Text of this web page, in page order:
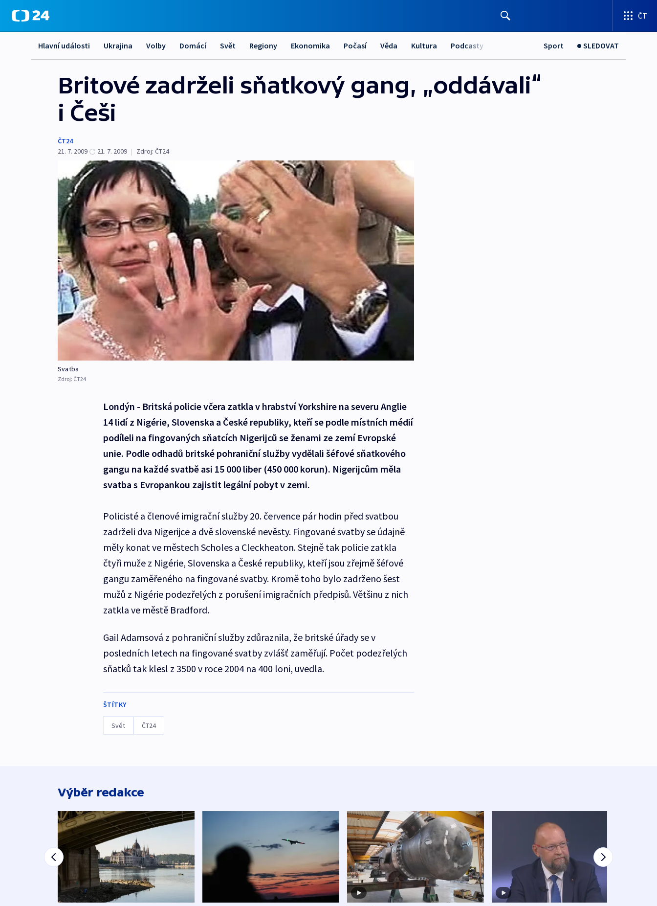
ČT
Hlavní události Ukrajina Volby Domácí Svět Regiony Ekonomika Počasí Věda Kultura Podcasty Sport SLEDOVAT
Britové zadrželi sňatkový gang, „oddávali“
i Češi
ČT24
21. 7. 2009
21. 7. 2009 | Zdroj: ČT24
Svatba
Zdroj: ČT24
Londýn - Britská policie včera zatkla v hrabství Yorkshire na severu Anglie
14 lidí z Nigérie, Slovenska a České republiky, kteří se podle místních médií
podíleli na fingovaných sňatcích Nigerijců se ženami ze zemí Evropské
unie. Podle odhadů britské pohraniční služby vydělali šéfové sňatkového
gangu na každé svatbě asi 15 000 liber (450 000 korun). Nigerijcům měla
svatba s Evropankou zajistit legální pobyt v zemi.
Policisté a členové imigrační služby 20. července pár hodin před svatbou
zadrželi dva Nigerijce a dvě slovenské nevěsty. Fingované svatby se údajně
měly konat ve městech Scholes a Cleckheaton. Stejně tak policie zatkla
čtyři muže z Nigérie, Slovenska a České republiky, kteří jsou zřejmě šéfové
gangu zaměřeného na fingované svatby. Kromě toho bylo zadrženo šest
mužů z Nigérie podezřelých z porušení imigračních předpisů. Většinu z nich
zatkla ve městě Bradford.
Gail Adamsová z pohraniční služby zdůraznila, že britské úřady se v
posledních letech na fingované svatby zvlášť zaměřují. Počet podezřelých
sňatků tak klesl z 3500 v roce 2004 na 400 loni, uvedla.
ŠTÍTKY
Svět ČT24
Výběr redakce